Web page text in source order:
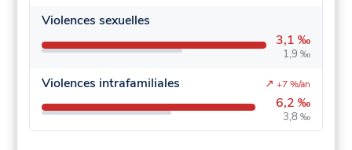
Violences sexuelles
3,1 ‰
1,9 ‰
Violences intrafamiliales
6,2 ‰
3,8 ‰
↗ +7 %/an